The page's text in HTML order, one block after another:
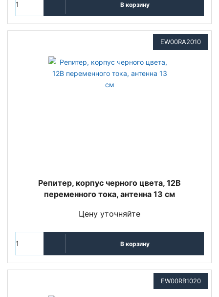
В корзину
EW00RA2010
Репитер, корпус черного цвета, 12В
переменного тока, антенна 13 см
Цену уточняйте
В корзину
EW00RB1020